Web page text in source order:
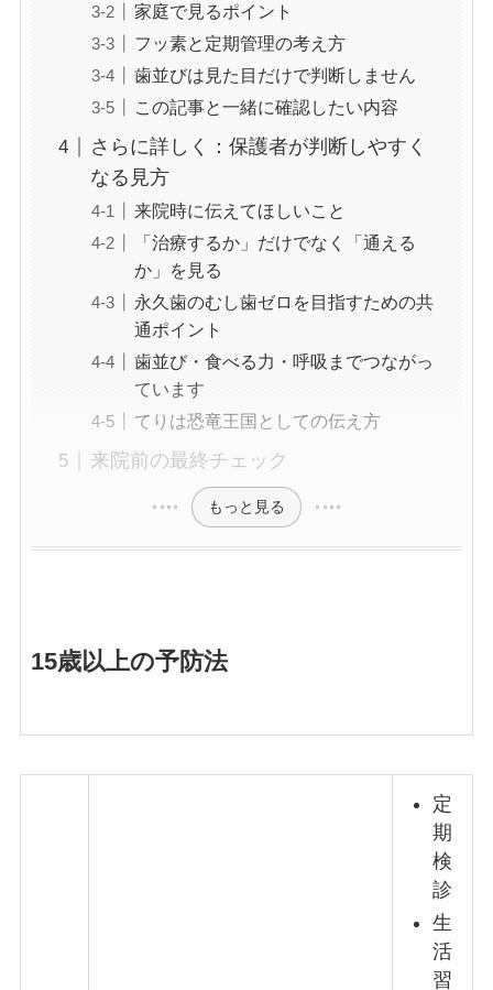
家庭で見るポイント
フッ素と定期管理の考え方
歯並びは見た目だけで判断しません
この記事と一緒に確認したい内容
さらに詳しく：保護者が判断しやすく
なる見方
来院時に伝えてほしいこと
「治療するか」だけでなく「通える
か」を見る
永久歯のむし歯ゼロを目指すための共
通ポイント
歯並び・食べる力・呼吸までつながっ
ています
てりは恐竜王国としての伝え方
来院前の最終チェック
もっと見る
15歳以上の予防法
定
期
検
診
生
活
習